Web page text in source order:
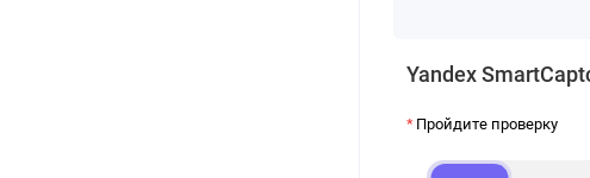
Yandex
Пройдите проверку